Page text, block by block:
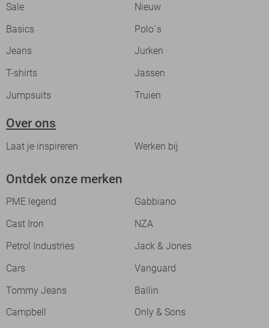
Sale
Nieuw
Basics
Polo`s
Jeans
Jurken
T-shirts
Jassen
Jumpsuits
Truien
Over ons
Laat je inspireren Werken bij
Ontdek onze merken
PME legend
Gabbiano
Cast Iron
NZA
Petrol Industries
Jack & Jones
Cars
Vanguard
Tommy Jeans
Ballin
Campbell
Only & Sons